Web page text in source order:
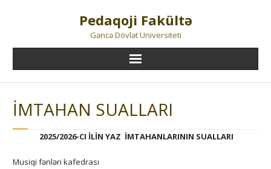
Pedaqoji Fakültə
Gəncə Dövlət Universiteti
İMTAHAN SUALLARI
2025/2026-CI İLİN YAZ İMTAHANLARININ SUALLARI
Musiqi fənləri kafedrası